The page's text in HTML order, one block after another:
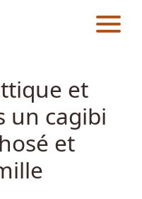
et
un cagibi
et